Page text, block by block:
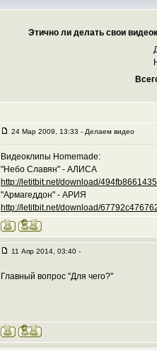
Этично ли делать свои
24 Мар 2009, 13:33 - Делаем видео
Видеоклипы Homemade:
"Небо Славян" - АЛИСА
http://letitbit.net/download/
"Армагеддон" - АРИЯ
http://letitbit.net/download/
11 Апр 2014, 03:40 -
Главный вопрос "Для чего?"